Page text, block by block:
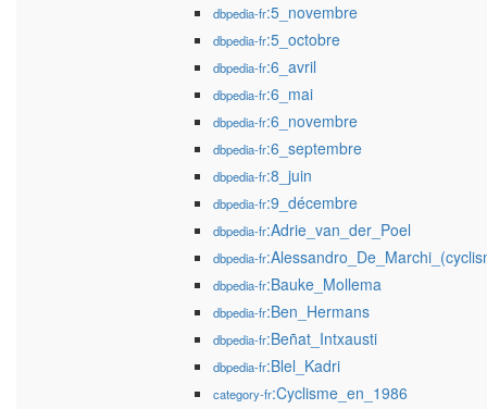
dbpedia-fr:5_novembre
dbpedia-fr:5_octobre
dbpedia-fr:6_avril
dbpedia-fr:6_mai
dbpedia-fr:6_novembre
dbpedia-fr:6_septembre
dbpedia-fr:8_juin
dbpedia-fr:9_décembre
dbpedia-fr:Adrie_van_der_Poel
dbpedia-fr
dbpedia-fr:Bauke_Mollema
dbpedia-fr:Ben_Hermans
dbpedia-fr:Beñat_Intxausti
dbpedia-fr:Blel_Kadri
category-fr:Cyclisme_en_1986